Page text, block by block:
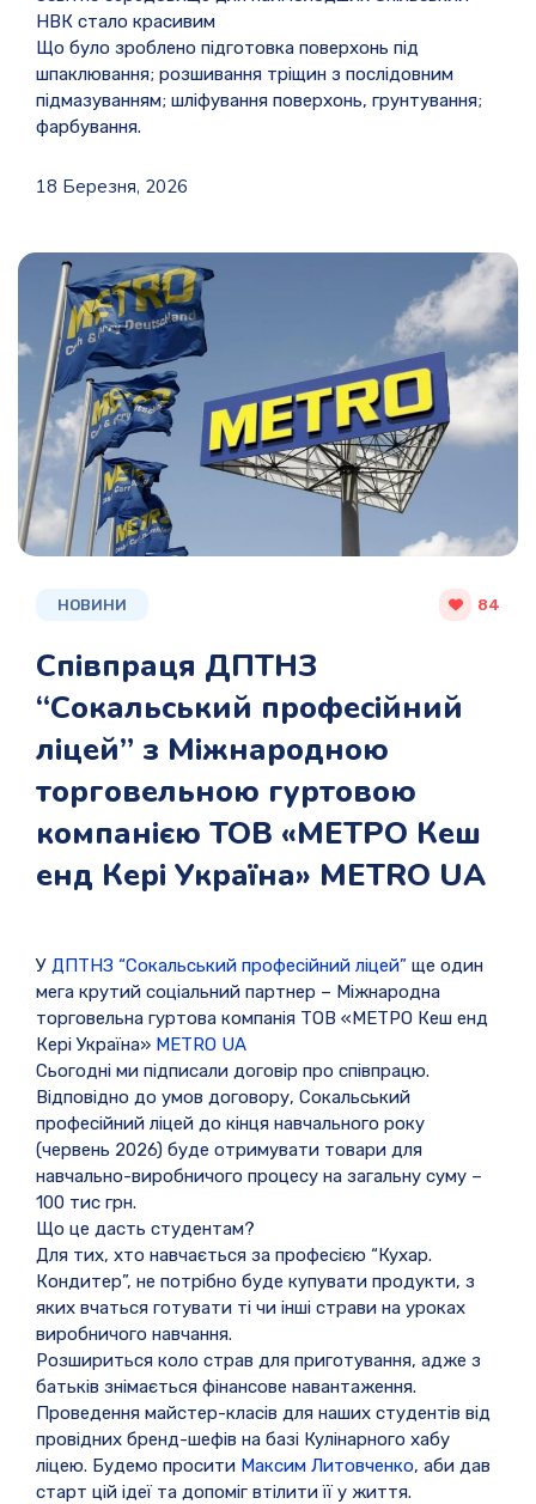
НВК стало красивим
Що було зроблено підготовка поверхонь під
шпаклювання; розшивання тріщин з послідовним
підмазуванням; шліфування поверхонь, грунтування;
фарбування.
18 Березня, 2026
НОВИНИ 84
Співпраця ДПТНЗ
“Сокальський професійний
ліцей” з Міжнародною
торговельною гуртовою
компанією ТОВ «МЕТРО Кеш
енд Кері Україна» METRO UA
У ДПТНЗ “Сокальський професійний ліцей” ще один
мега крутий соціальний партнер – Міжнародна
торговельна гуртова компанія ТОВ «МЕТРО Кеш енд
Кері Україна» METRO UA
Сьогодні ми підписали договір про співпрацю.
Відповідно до умов договору, Сокальський
професійний ліцей до кінця навчального року
(червень 2026) буде отримувати товари для
навчально-виробничого процесу на загальну суму –
100 тис грн.
Що це дасть студентам?
Для тих, хто навчається за професією “Кухар.
Кондитер”, не потрібно буде купувати продукти, з
яких вчаться готувати ті чи інші страви на уроках
виробничого навчання.
Розшириться коло страв для приготування, адже з
батьків знімається фінансове навантаження.
Проведення майстер-класів для наших студентів від
провідних бренд-шефів на базі Кулінарного хабу
ліцею. Будемо просити Максим Литовченко, аби дав
старт цій ідеї та допоміг втілити її у життя.